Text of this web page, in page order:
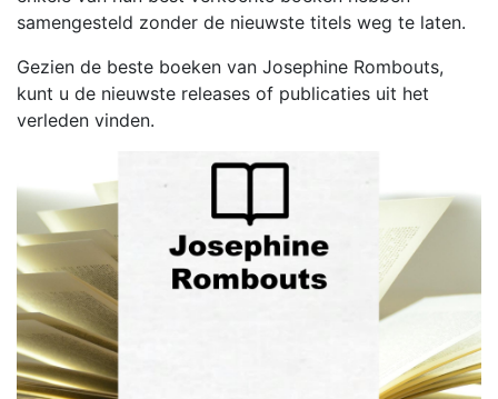
samengesteld zonder de nieuwste titels weg te laten.
Gezien de beste boeken van Josephine Rombouts,
kunt u de nieuwste releases of publicaties uit het
verleden vinden.